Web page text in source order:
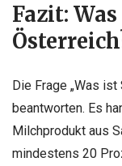
Fazit:
Die Frage „Was
beantworten. Es
Milchprodukt aus
mindestens 20